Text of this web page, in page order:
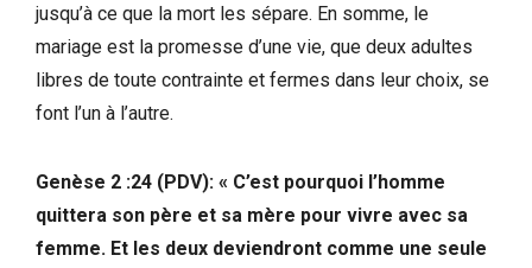
jusqu’à ce que la mort les sépare. En somme, le
mariage est la promesse d’une vie, que deux adultes
libres de toute contrainte et fermes dans leur choix, se
font l’un à l’autre.
Genèse 2 :24 (PDV): « C’est pourquoi l’homme
quittera son père et sa mère pour vivre avec sa
femme. Et les deux deviendront comme une seule